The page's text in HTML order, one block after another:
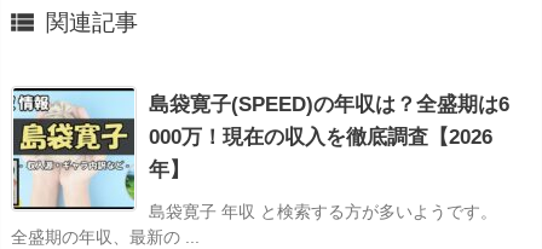
 関連記事
島袋寛子(SPEED)の年収は？全盛期は6
000万！現在の収入を徹底調査【2026
年】
島袋寛子 年収 と検索する方が多いようです。
全盛期の年収、最新の ...